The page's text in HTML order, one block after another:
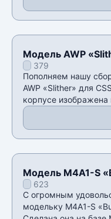
Модель AWP
379
Пополняем нашу
AWP «Slither» для
корпусе изображена
Модель M4A1-S
623
С огромным
модельку M4A1-S